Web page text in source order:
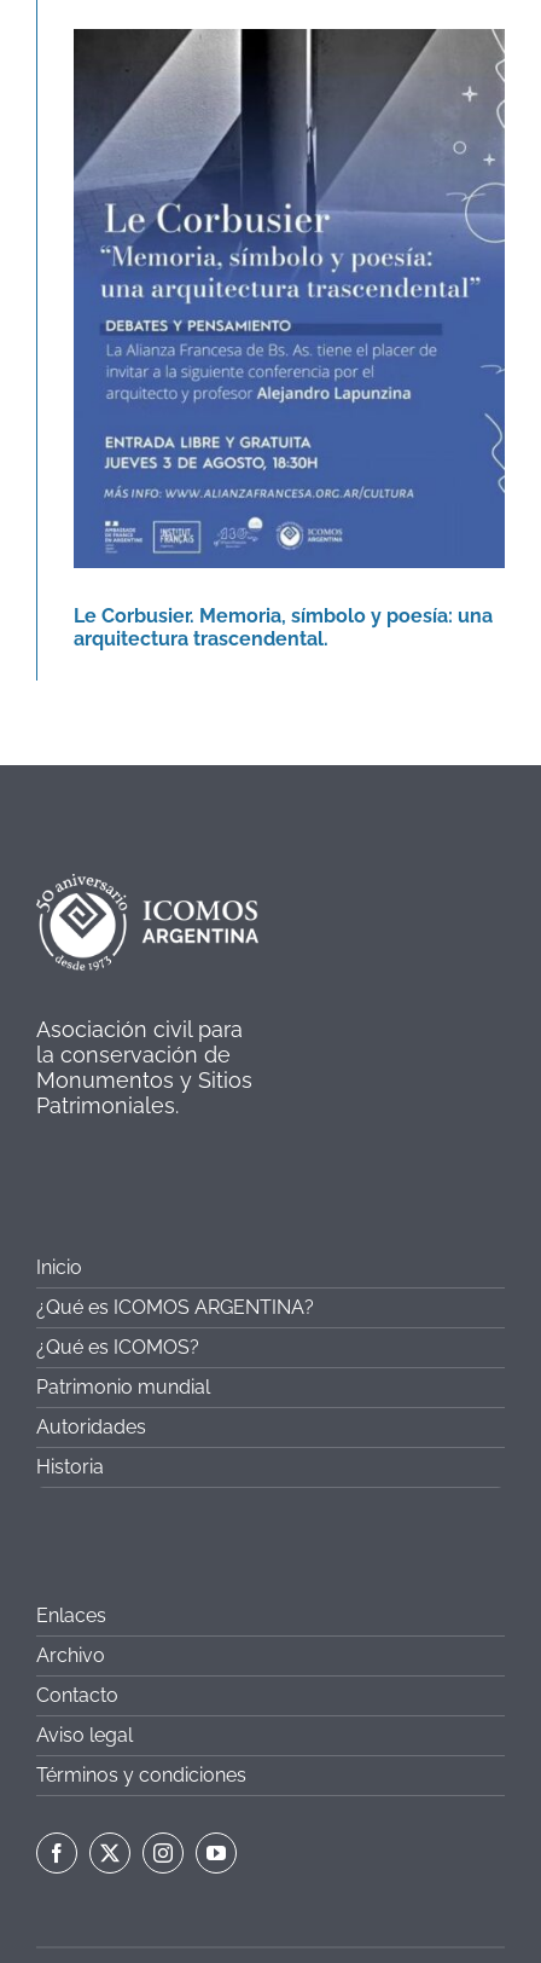
Le Corbusier. Memoria, símbolo y
poesía: una arquitectura
trascendental.
Agenda
Le Corbusier. Memoria, símbolo y poesía: una
arquitectura trascendental.
Asociación civil para
la conservación de
Monumentos y Sitios
Patrimoniales.
Inicio
¿Qué es ICOMOS ARGENTINA?
¿Qué es ICOMOS?
Patrimonio mundial
Autoridades
Historia
Enlaces
Archivo
Contacto
Aviso legal
Términos y condiciones